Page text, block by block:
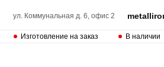
ул. Коммунальная д. 6, офис 2
Изготовление на заказ В наличии